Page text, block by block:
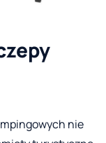
nie